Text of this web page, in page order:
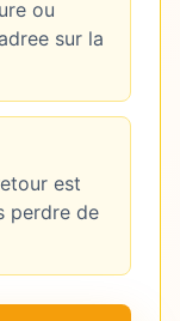
ou
sur la
est
perdre de